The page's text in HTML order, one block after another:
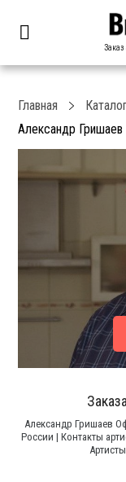
Заказ
Главная
Александр Гришаев
Александр Гришаев
России | Контакты